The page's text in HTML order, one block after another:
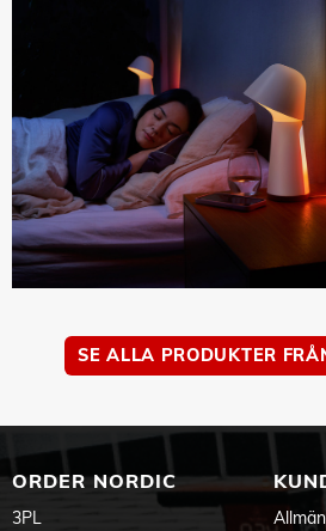
SE ALLA PRODUKTER
ORDER NORDIC
3PL